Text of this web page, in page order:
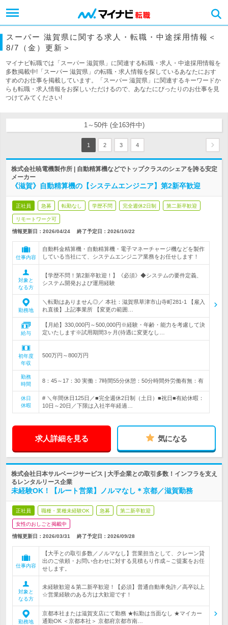
スーパー 滋賀県に関する求人・転職・中途採用情報＜
8/7（金）更新＞
マイナビ転職では「スーパー 滋賀県」に関連する転職・求人・中途採用情報を
多数掲載中!「スーパー 滋賀県」の転職・求人情報を探しているあなたにおす
すめのお仕事を掲載しています。「スーパー 滋賀県」に関連するキーワードか
らも転職・求人情報をお探しいただけるので、あなたにぴったりのお仕事を見
つけてみてください!
1～50件 (全163件中)
1 2 3 4
株式会社暁電機製作所 | 自動精算機などでトップクラスのシェアを誇る安定
メーカー
《滋賀》自動精算機の【システムエンジニア】第2新卒歓迎
正社員 急募 転勤なし 学歴不問 完全週休2日制 第二新卒歓迎
リモートワーク可
情報更新日：2026/04/24 終了予定日： 2026/10/22
仕事内容
自動料金精算機・自動精算機・電子マネーチャージ機などを製作
している当社にて、システムエンジニア業務をお任せします！
対象と
なる方
【学歴不問！第2新卒歓迎！】《必須》◆システムの要件定義、
システム開発および運用経験
勤務地
＼転勤はありません◎／ 本社：滋賀県草津市山寺町281-1 【雇入
れ直後】上記事業所 【変更の範囲…
給与
【月給】330,000円～500,000円※経験・年齢・能力を考慮して決
定いたします※試用期間3ヶ月(待遇に変更なし…
初年度
年収
500万円～800万円
勤務
時間
8：45～17：30 実働：7時間55分休憩：50分時間外労働有無：有
休日
休暇
# ＼年間休日125日／■完全週休2日制（土日）■祝日■有給休暇：
10日～20日／下限は入社半年経過…
求人詳細を見る 気になる
株式会社日本サルベージサービス | 大手企業との取引多数！インフラを支え
るレンタルリース企業
未経験OK！【ルート営業】ノルマなし＊京都／滋賀勤務
正社員 職種・業種未経験OK 急募 第二新卒歓迎
女性のおしごと掲載中
情報更新日：2026/03/31 終了予定日： 2026/09/28
仕事内容
【大手との取引多数／ノルマなし】営業担当として、クレーン貸
出のご依頼・お問い合わせに対する見積もり作成～ご提案をお任
せします。
対象と
なる方
未経験歓迎＆第二新卒歓迎！【必須】普通自動車免許／高卒以上
☆営業経験のある方は大歓迎です！
勤務地
京都本社または滋賀支店にて勤務 ★転勤は当面なし ★マイカー
通勤OK ＜京都本社＞ 京都府京都市南…